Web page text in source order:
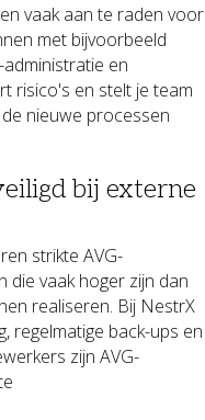
vaak aan te raden voor
met bijvoorbeeld
en
risico's en stelt je team
nieuwe processen
bij externe
strikte AVG-
die vaak hoger zijn dan
realiseren. Bij NestrX
regelmatige back-ups en
zijn AVG-